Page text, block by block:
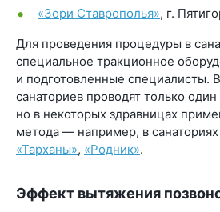
«Зори Ставрополья», г.
Для проведения процедуры в
специальное тракционное
и подготовленные специалисты.
санаториев проводят только
но в некоторых здравницах
метода — например, в санаториях
«Тарханы», «Родник».
Эффект вытяжения